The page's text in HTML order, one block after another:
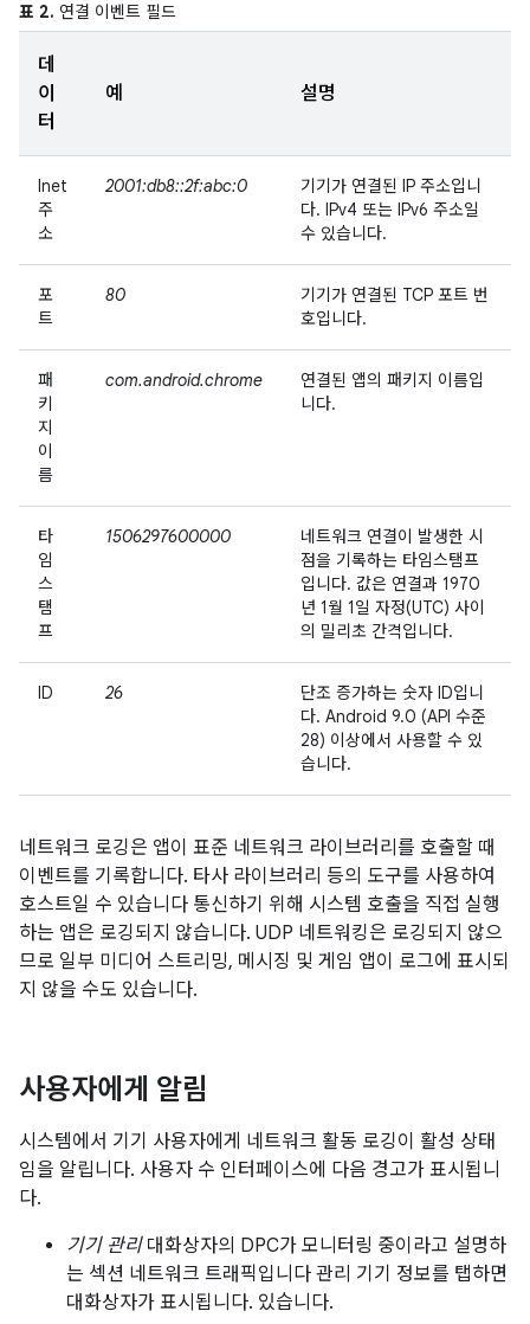
표 2. 연결 이벤트 필드
데
이
터
예 설명
Inet
주
소
2001:db8::2f:abc:0
기기가 연결된 IP 주소입니
다. IPv4 또는 IPv6 주소일
수 있습니다.
포
트
80
기기가 연결된 TCP 포트 번
호입니다.
패
키
지
이
름
com.android.chrome
연결된 앱의 패키지 이름입
니다.
타
임
스
탬
프
1506297600000
네트워크 연결이 발생한 시
점을 기록하는 타임스탬프
입니다. 값은 연결과 1970
년 1월 1일 자정(UTC) 사이
의 밀리초 간격입니다.
ID 26
단조 증가하는 숫자 ID입니
다. Android 9.0 (API 수준
28) 이상에서 사용할 수 있
습니다.
네트워크 로깅은 앱이 표준 네트워크 라이브러리를 호출할 때
이벤트를 기록합니다. 타사 라이브러리 등의 도구를 사용하여
호스트일 수 있습니다 통신하기 위해 시스템 호출을 직접 실행
하는 앱은 로깅되지 않습니다. UDP 네트워킹은 로깅되지 않으
므로 일부 미디어 스트리밍, 메시징 및 게임 앱이 로그에 표시되
지 않을 수도 있습니다.
사용자에게 알림
시스템에서 기기 사용자에게 네트워크 활동 로깅이 활성 상태
임을 알립니다. 사용자 수 인터페이스에 다음 경고가 표시됩니
다.
기기 관리대화상자의 DPC가 모니터링 중이라고 설명하
는 섹션 네트워크 트래픽입니다 관리 기기 정보를 탭하면
대화상자가 표시됩니다. 있습니다.